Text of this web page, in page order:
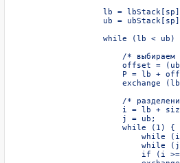
lb =
ub =
while (lb < ub)
/* выбираем
offset =
P = lb +
exchange
/*
i = lb +
            j = ub;
            while (1) {
while
while
if (i